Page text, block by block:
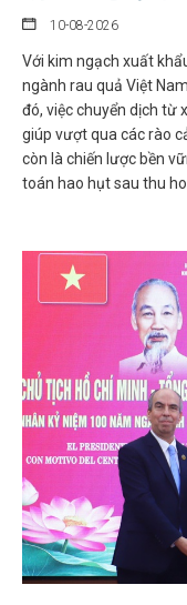
10-08-2026
Với kim ngạch xuất
ngành rau quả Việt
đó, việc chuyển dịch từ
giúp vượt qua các rào
còn là chiến lược bền
toán hao hụt sau thu